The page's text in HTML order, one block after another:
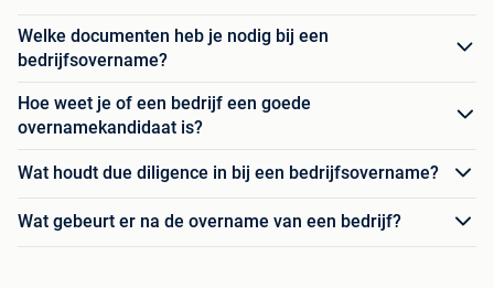
Welke documenten heb je nodig bij een
bedrijfsovername?
Hoe weet je of een bedrijf een goede
overnamekandidaat is?
Wat houdt due diligence in bij een bedrijfsovername?
Wat gebeurt er na de overname van een bedrijf?